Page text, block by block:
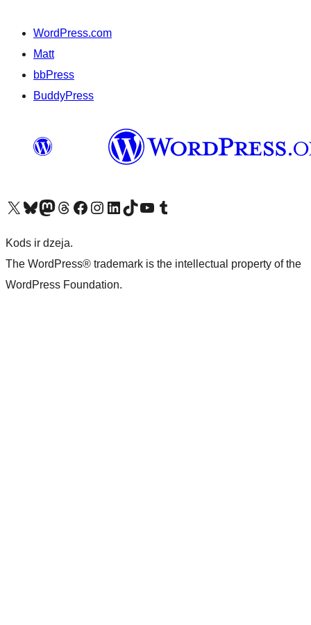
WordPress.com
Matt
bbPress
BuddyPress
Apmeklējiet mūsu X (agrāk Twitter) kontu
Apmeklējiet mūsu Bluesky kontu
Apmeklējiet mūsu Mastodon kontu
Apmeklējiet mūsu Threads kontu
Apmeklējiet mūsu Facebook lapuApmeklējiet mūsu Instagram kontu
Apmeklējiet mūsu LinkedIn kontu
Apmeklējiet mūsu TikTok kontu
Apmeklējiet mūsu YouTube kanālu
Apmeklējiet mūsu Tumblr kontu
Kods ir dzeja.
The WordPress® trademark is the intellectual property of the
WordPress Foundation.